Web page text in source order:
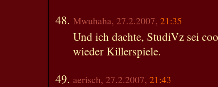
Mwuhaha, 27.2.2007, 21:35
Und ich dachte, StudiVz sei
wieder Killerspiele.
aerisch, 27.2.2007, 21:43